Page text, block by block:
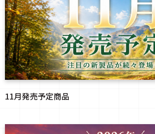
11月発売予定商品